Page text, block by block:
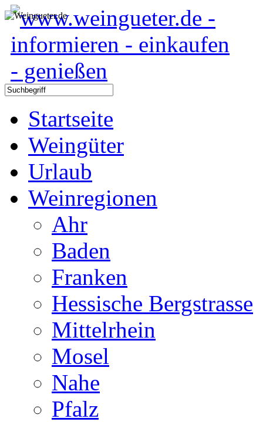
Startseite
Weingüter
Urlaub
Weinregionen
Ahr
Baden
Franken
Hessische Bergstrasse
Mittelrhein
Mosel
Nahe
Pfalz